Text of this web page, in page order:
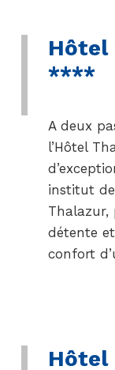
Hôtel
****
A deux
l’Hôtel
institut
Thalazur,
détente
confort
Hôtel